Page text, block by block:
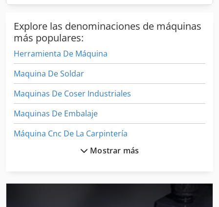
Explore las denominaciones de máquinas
más populares:
Herramienta De Máquina
Maquina De Soldar
Maquinas De Coser Industriales
Maquinas De Embalaje
Máquina Cnc De La Carpintería
Máquina De AcabadoMostrar más